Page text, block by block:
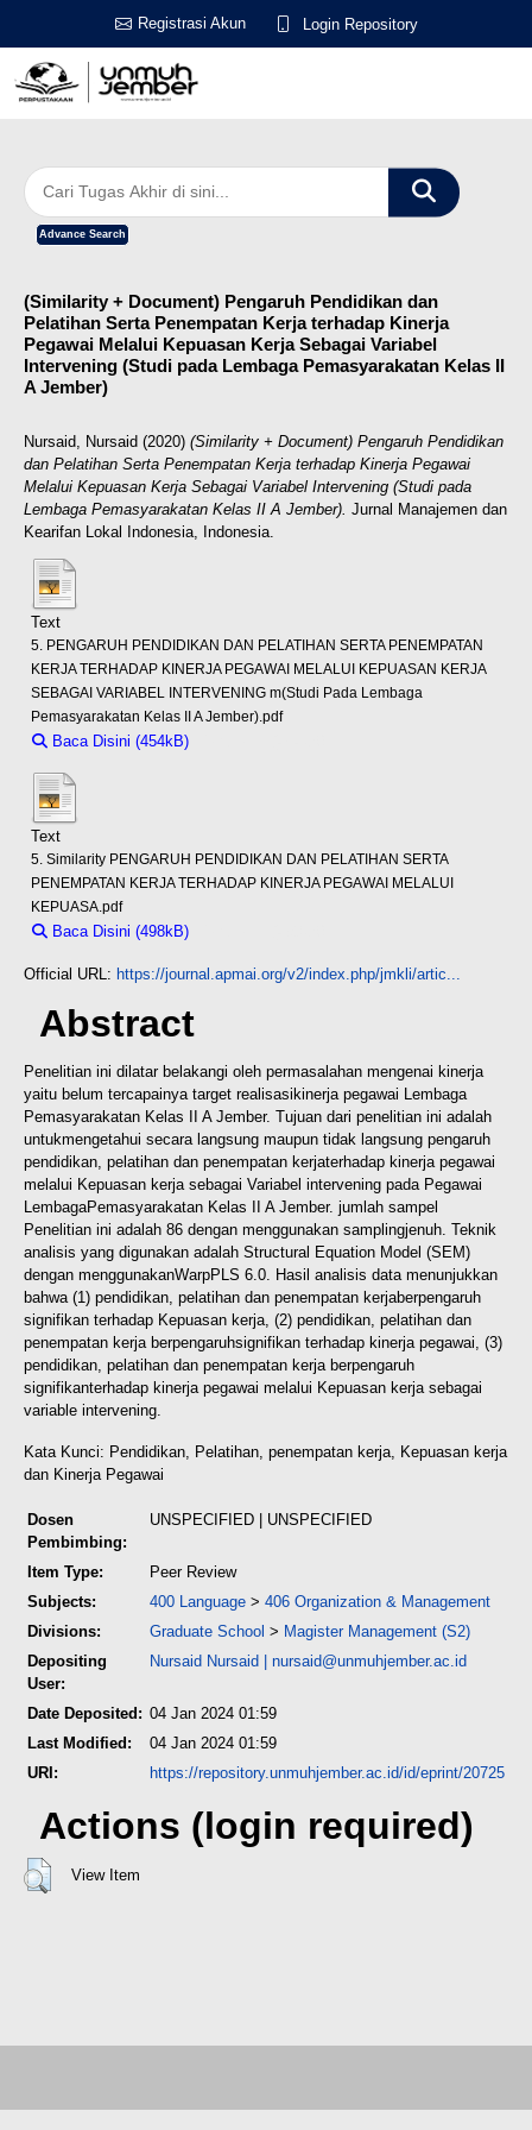
Registrasi Akun Login Repository
Advance Search
(Similarity + Document) Pengaruh Pendidikan dan
Pelatihan Serta Penempatan Kerja terhadap Kinerja
Pegawai Melalui Kepuasan Kerja Sebagai Variabel
Intervening (Studi pada Lembaga Pemasyarakatan Kelas II
A Jember)
Nursaid, Nursaid (2020) (Similarity + Document) Pengaruh Pendidikan
dan Pelatihan Serta Penempatan Kerja terhadap Kinerja Pegawai
Melalui Kepuasan Kerja Sebagai Variabel Intervening (Studi pada
Lembaga Pemasyarakatan Kelas II A Jember). Jurnal Manajemen dan
Kearifan Lokal Indonesia, Indonesia.
Text
5. PENGARUH PENDIDIKAN DAN PELATIHAN SERTA PENEMPATAN
KERJA TERHADAP KINERJA PEGAWAI MELALUI KEPUASAN KERJA
SEBAGAI VARIABEL INTERVENING m(Studi Pada Lembaga
Pemasyarakatan Kelas II A Jember).pdf
Baca Disini (454kB)
Text
5. Similarity PENGARUH PENDIDIKAN DAN PELATIHAN SERTA
PENEMPATAN KERJA TERHADAP KINERJA PEGAWAI MELALUI
KEPUASA.pdf
Baca Disini (498kB)
Official URL: https://journal.apmai.org/v2/index.php/jmkli/artic...
Abstract
Penelitian ini dilatar belakangi oleh permasalahan mengenai kinerja
yaitu belum tercapainya target realisasi kinerja pegawai Lembaga
Pemasyarakatan Kelas II A Jember. Tujuan dari penelitian ini adalah
untukmengetahui secara langsung maupun tidak langsung pengaruh
pendidikan, pelatihan dan penempatan kerjaterhadap kinerja pegawai
melalui Kepuasan kerja sebagai Variabel intervening pada Pegawai
LembagaPemasyarakatan Kelas II A Jember. jumlah sampel
Penelitian ini adalah 86 dengan menggunakan samplingjenuh. Teknik
analisis yang digunakan adalah Structural Equation Model (SEM)
dengan menggunakanWarpPLS 6.0. Hasil analisis data menunjukkan
bahwa (1) pendidikan, pelatihan dan penempatan kerjaberpengaruh
signifikan terhadap Kepuasan kerja, (2) pendidikan, pelatihan dan
penempatan kerja berpengaruhsignifikan terhadap kinerja pegawai, (3)
pendidikan, pelatihan dan penempatan kerja berpengaruh
signifikanterhadap kinerja pegawai melalui Kepuasan kerja sebagai
variable intervening.
Kata Kunci: Pendidikan, Pelatihan, penempatan kerja, Kepuasan kerja
dan Kinerja Pegawai
Dosen
Pembimbing:
UNSPECIFIED | UNSPECIFIED
Item Type:
Peer Review
Subjects:
400 Language > 406 Organization & Management
Divisions:
Graduate School > Magister Management (S2)
Depositing
User:
Nursaid Nursaid nursaid@unmuhjember.ac.id
Date Deposited: 04 Jan 2024 01:59
Last Modified:
04 Jan 2024 01:59
URI:
https://repository.unmuhjember.ac.id/id/eprint/20725
Actions (login required)
View Item